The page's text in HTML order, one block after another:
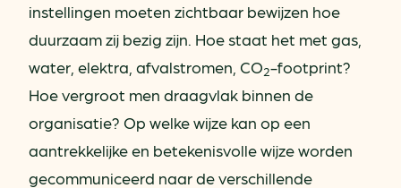
instellingen moeten zichtbaar bewijzen hoe
duurzaam zij bezig zijn. Hoe staat het met gas,
water, elektra, afvalstromen, CO2-footprint?
Hoe vergroot men draagvlak binnen de
organisatie? Op welke wijze kan op een
aantrekkelijke en betekenisvolle wijze worden
gecommuniceerd naar de verschillende